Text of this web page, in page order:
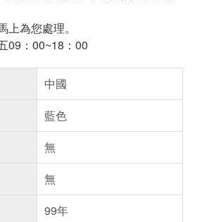
為您處理。
09：00~18：00
中國
藍色
無
無
99年